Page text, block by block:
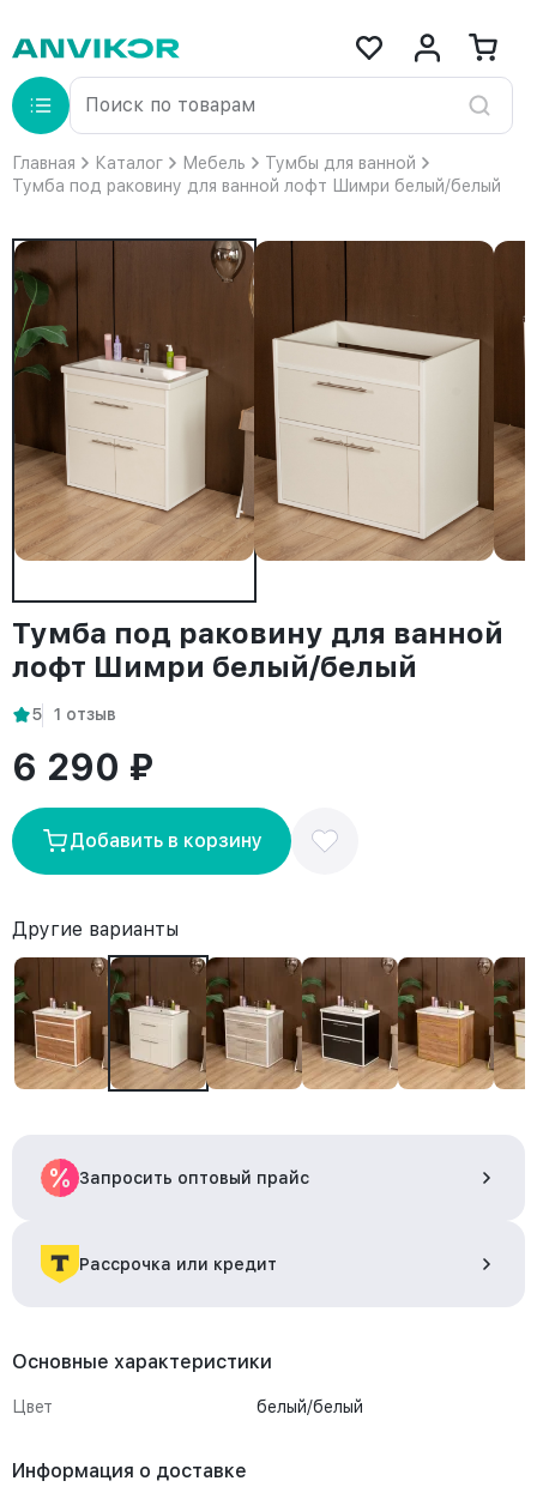
Главная Каталог Мебель
Тумбы для ванной
Тумба под раковину для ванной лофт Шимри белый/белый
Тумба под раковину для ванной
лофт Шимри белый/белый
5 1 отзыв
6 290 ₽
Добавить в корзину
Другие варианты
Запросить оптовый прайс
Рассрочка или кредит
Основные характеристики
Цвет белый/белый
Информация о доставке